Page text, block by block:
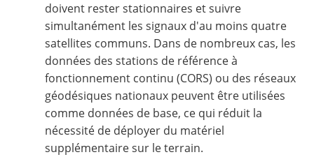
doivent rester stationnaires et suivre
simultanément les signaux d'au moins quatre
satellites communs. Dans de nombreux cas, les
données des stations de référence à
fonctionnement continu (CORS) ou des réseaux
géodésiques nationaux peuvent être utilisées
comme données de base, ce qui réduit la
nécessité de déployer du matériel
supplémentaire sur le terrain.